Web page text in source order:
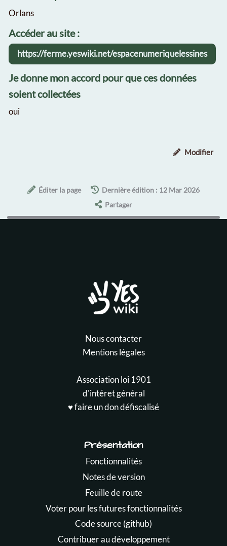
Orlans
Accéder au site :
https://ferme.yeswiki.net/espacenumeriquelessines
Je donne mon accord pour que ces données
soient collectées
oui
Modifier
Éditer la page
Dernière édition : 12 Mar 2026
Partager
Nous contacter
Mentions légales
Association loi 1901
d'intéret général
♥️ faire un don défiscalisé
Présentation
Fonctionnalités
Notes de version
Feuille de route
Voter pour les futures fonctionnalités
Code source (github)
Contribuer au développement